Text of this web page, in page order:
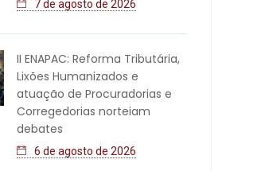
7 de agosto de 2026
II ENAPAC: Reforma Tributária,
Lixões Humanizados e
atuação de Procuradorias e
Corregedorias norteiam
debates
6 de agosto de 2026